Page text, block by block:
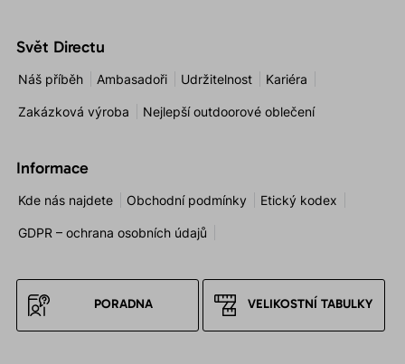
Svět Directu
Náš příběh Ambasadoři Udržitelnost Kariéra
Zakázková výroba Nejlepší outdoorové oblečení
Informace
Kde nás najdete Obchodní podmínky Etický kodex
GDPR – ochrana osobních údajů
PORADNA VELIKOSTNÍ TABULKY